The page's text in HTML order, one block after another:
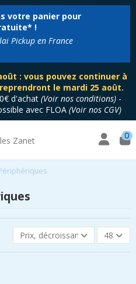
votre panier pour
!
Pickup en France
: vous pouvez continuer à
le mardi 25 août.
d'achat (Voir nos conditions)-
avec FLOA (Voir nos CGV)
0
Prix, décroissant 48